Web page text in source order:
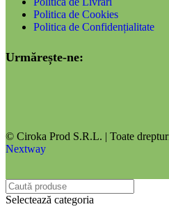
Politica de Cookies
Politica de Confidențialitate
Urmărește-ne:
© Ciroka Prod S.R.L. | Toate
Nextway
Selectează categoria